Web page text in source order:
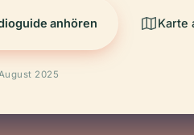
anhören Karte
2025